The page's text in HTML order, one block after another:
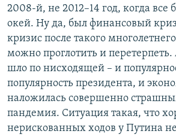
2008-й, не 2012–14 год, когда все
окей. Ну да, был финансовый
кризис после такого
можно проглотить и перетерпеть.
шло по нисходящей – и
популярность президента, и
наложилась совершенно
пандемия. Ситуация такая, что
нерискованных ходов у Путина